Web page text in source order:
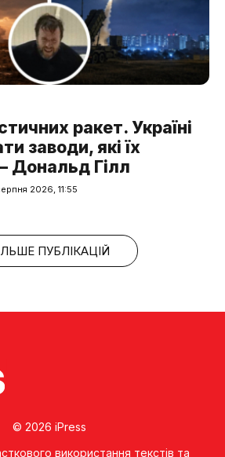
ракет. Україні
заводи, які їх
Дональд Гілл
2026, 11:55
ПУБЛІКАЦІЙ
© 2026 iPress
використання текстів та